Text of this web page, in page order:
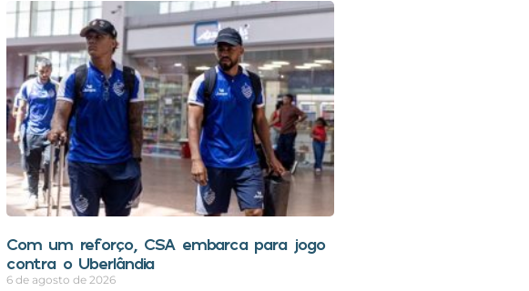
Com um reforço, CSA embarca para jogo
contra o Uberlândia
6 de agosto de 2026